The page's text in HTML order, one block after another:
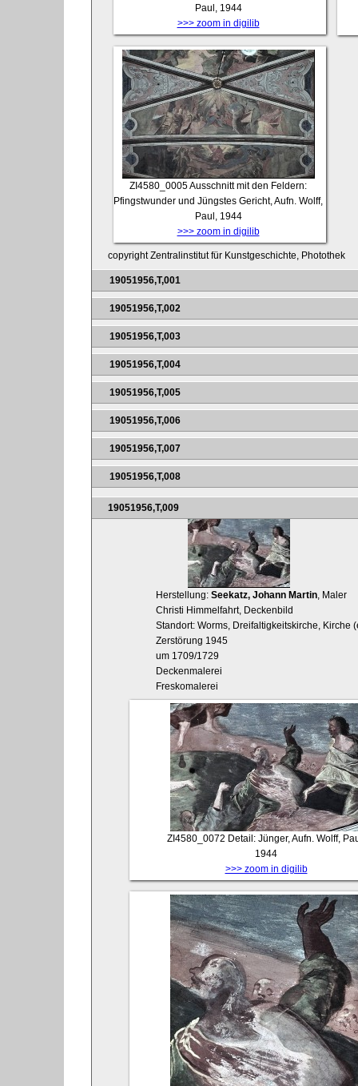
Paul, 1944
>>> zoom in digilib
ZI4580_0005Ausschnitt mit den Feldern:
Pfingstwunder und Jüngstes Gericht, Aufn. Wolff,
Paul, 1944
>>> zoom in digilib
copyright Zentralinstitut für Kunstgeschichte, Photothek
19051956,T,001
19051956,T,002
19051956,T,003
19051956,T,004
19051956,T,005
19051956,T,006
19051956,T,007
19051956,T,008
19051956,T,009
Herstellung: Seekatz, Johann Martin, Maler
Christi Himmelfahrt, Deckenbild
Standort: Worms, Dreifaltigkeitskirche, Kirche
Zerstörung 1945
um 1709/1729
Deckenmalerei
Freskomalerei
ZI4580_0072 Detail: Jünger, Aufn. Wolff,
1944
>>> zoom in digilib